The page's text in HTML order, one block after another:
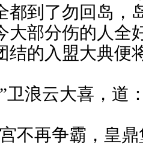
都到了勿回岛，
大部分伤的人全
结的入盟大典便
卫浪云大喜，道
不再争霸，皇